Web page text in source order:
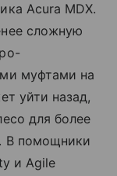
Acura MDX.
сложную
муфтами на
уйти назад,
для более
В помощники
и Agile